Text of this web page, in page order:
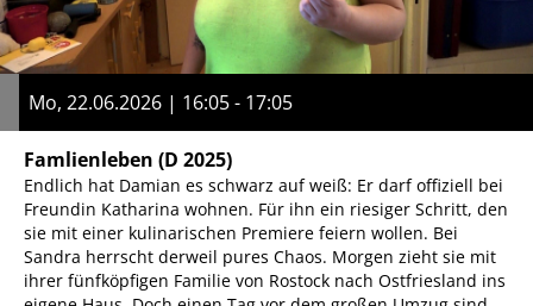
Mo, 22.06.2026 | 16:05 - 17:05
Famlienleben (D 2025)
Endlich hat Damian es schwarz auf weiß: Er darf offiziell bei
Freundin Katharina wohnen. Für ihn ein riesiger Schritt, den
sie mit einer kulinarischen Premiere feiern wollen. Bei
Sandra herrscht derweil pures Chaos. Morgen zieht sie mit
ihrer fünfköpfigen Familie von Rostock nach Ostfriesland ins